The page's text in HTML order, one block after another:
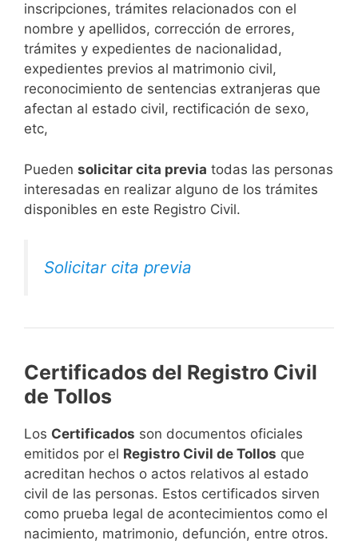
inscripciones, trámites relacionados con el
nombre y apellidos, corrección de errores,
trámites y expedientes de nacionalidad,
expedientes previos al matrimonio civil,
reconocimiento de sentencias extranjeras que
afectan al estado civil, rectificación de sexo,
etc,
​Pueden solicitar cita previa todas las personas
interesadas en realizar alguno de los trámites
disponibles en este Registro Civil.​
Solicitar cita previa
Certificados del Registro Civil
de Tollos
Los Certificados son documentos oficiales
emitidos por el Registro Civil de Tollos que
acreditan hechos o actos relativos al estado
civil de las personas. Estos certificados sirven
como prueba legal de acontecimientos como el
nacimiento, matrimonio, defunción, entre otros.